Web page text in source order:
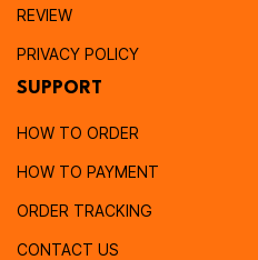
REVIEW
PRIVACY POLICY
SUPPORT
HOW TO ORDER
HOW TO PAYMENT
ORDER TRACKING
CONTACT US